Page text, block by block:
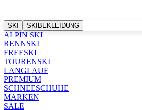
SKI SKIBEKLEIDUNG
ALPIN SKI
RENNSKI
FREESKI
TOURENSKI
LANGLAUF
PREMIUM
SCHNEESCHUHE
MARKEN
SALE